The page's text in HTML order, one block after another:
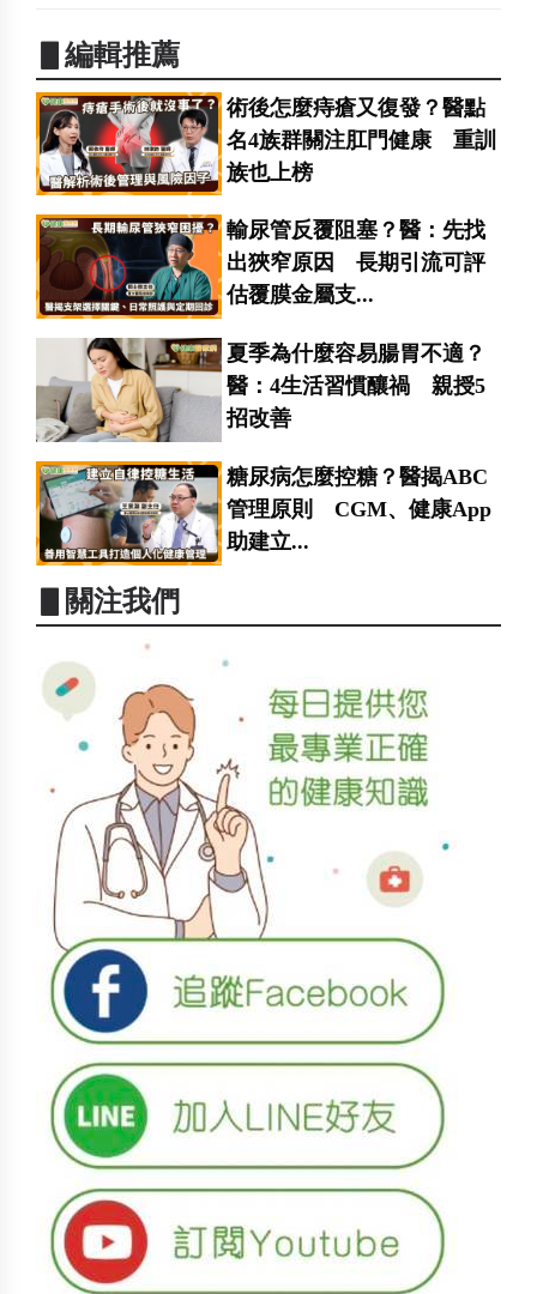
▋編輯推薦
術後怎麼痔瘡又復發？醫點
名4族群關注肛門健康 重訓
族也上榜
輸尿管反覆阻塞？醫：先找
出狹窄原因 長期引流可評
估覆膜金屬支...
夏季為什麼容易腸胃不適？
醫：4生活習慣釀禍 親授5
招改善
糖尿病怎麼控糖？醫揭ABC
管理原則 CGM、健康App
助建立...
▋關注我們